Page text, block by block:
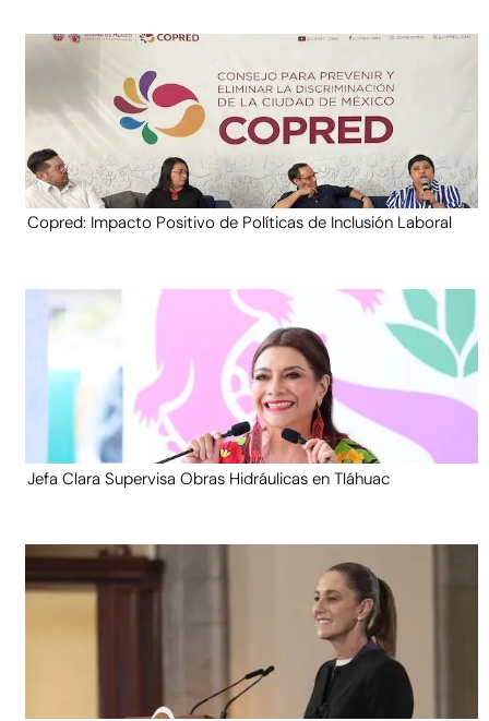
Copred: Impacto Positivo de Políticas de Inclusión Laboral
Jefa Clara Supervisa Obras Hidráulicas en Tláhuac